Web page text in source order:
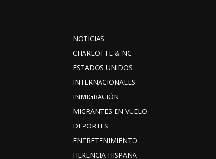
NOTICIAS
CHARLOTTE & NC
ESTADOS UNIDOS
INTERNACIONALES
INMIGRACIÓN
MIGRANTES EN VUELO
DEPORTES
ENTRETENIMIENTO
HERENCIA HISPANA